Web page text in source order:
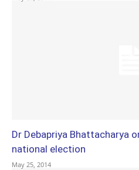
Dr Debapriya Bhattacharya
national election
May 25, 2014